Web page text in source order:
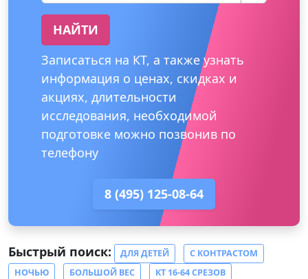
НАЙТИ
Записаться на КТ, а также узнать
информация о ценах, скидках и
акциях, длительности
исследования, необходимой
подготовке можно позвонив по
телефону
8 (495) 125-08-64
Быстрый поиск: ДЛЯ ДЕТЕЙ
С КОНТРАСТОМ
НОЧЬЮ
БОЛЬШОЙ ВЕС
КТ 16-64 СРЕЗОВ